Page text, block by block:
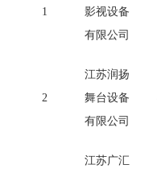
1
影视设备
有限公司
2
江苏润扬
舞台设备
有限公司
江苏广汇